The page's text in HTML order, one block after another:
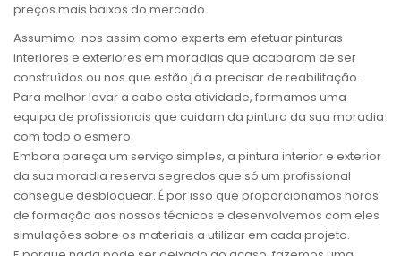
preços mais baixos do mercado.
Assumimo-nos assim como experts em efetuar pinturas
interiores e exteriores em moradias que acabaram de ser
construídos ou nos que estão já a precisar de reabilitação.
Para melhor levar a cabo esta atividade, formamos uma
equipa de profissionais que cuidam da pintura da sua moradia
com todo o esmero.
Embora pareça um serviço simples, a pintura interior e exterior
da sua moradia reserva segredos que só um profissional
consegue desbloquear. É por isso que proporcionamos horas
de formação aos nossos técnicos e desenvolvemos com eles
simulações sobre os materiais a utilizar em cada projeto.